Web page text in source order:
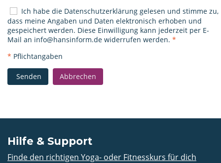
Ich habe die Datenschutzerklärung gelesen und stimme zu,
dass meine Angaben und Daten elektronisch erhoben und
gespeichert werden. Diese Einwilligung kann jederzeit per E-
Mail an info@hansinform.de widerrufen werden. *
* Pflichtangaben
Senden Abbrechen
Hilfe & Support
Finde den richtigen Yoga- oder Fitnesskurs für dich